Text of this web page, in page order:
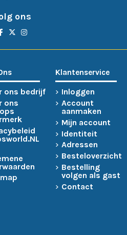
ons
ons bedrijf
ons
Klantenservice
Inloggen
Account
aanmaken
Mijn account
Identiteit
Adressen
Besteloverzicht
Bestelling
volgen als gast
Contact